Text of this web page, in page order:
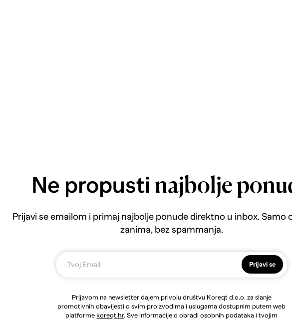
Ne propusti najbolje
Prijavi se emailom i primaj najbolje ponude direktno u inbox. Samo
zanima, bez spammanja.
Prijavi se
Prijavom na newsletter dajem privolu društvu Koreqt d.o.o. za slanje
promotivnih obavijesti o svim proizvodima i uslugama dostupnim putem web
platforme koreqt.hr. Sve informacije o obradi osobnih podataka i tvojim